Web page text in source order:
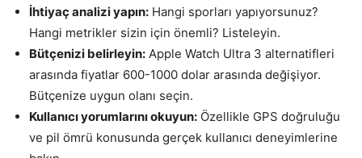
İhtiyaç analizi yapın: Hangi sporları yapıyorsunuz?
Hangi metrikler sizin için önemli? Listeleyin.
Bütçenizi belirleyin: Apple Watch Ultra 3 alternatifleri
arasında fiyatlar 600-1000 dolar arasında değişiyor.
Bütçenize uygun olanı seçin.
Kullanıcı yorumlarını okuyun: Özellikle GPS doğruluğu
ve pil ömrü konusunda gerçek kullanıcı deneyimlerine